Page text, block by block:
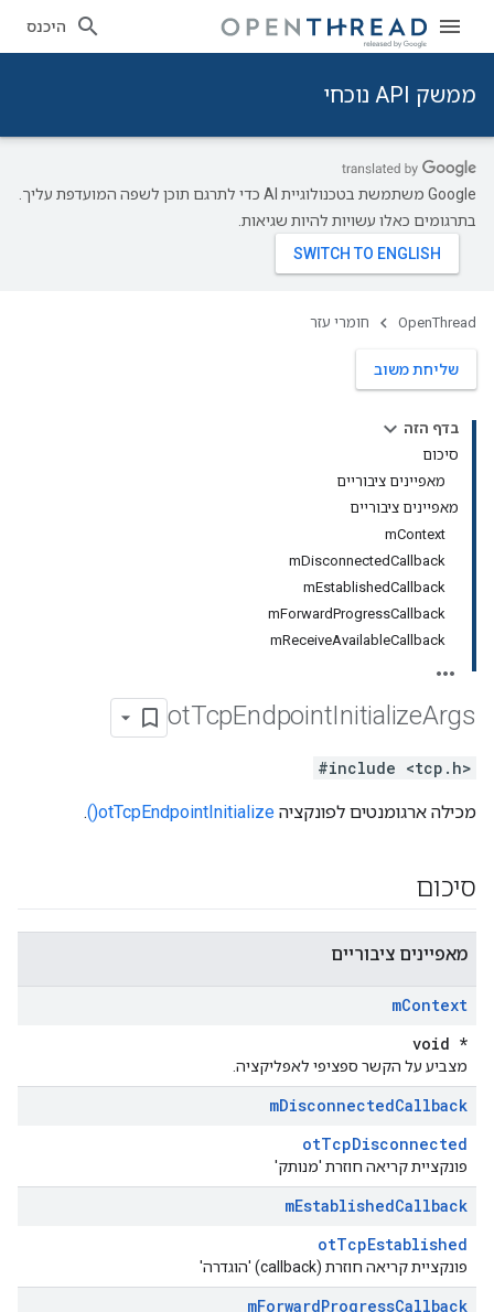
היכנס
ממשק API נוכחי
‫Google משתמשת בטכנולוגיית AI כדי לתרגם תוכן לשפה המועדפת עליך.
בתרגומים כאלו עשויות להיות שגיאות.
OpenThread חומרי עזר
שליחת משוב
בדף הזה
סיכום
מאפיינים ציבוריים
מאפיינים ציבוריים
mContext
mDisconnectedCallback
mEstablishedCallback
mForwardProgressCallback
mReceiveAvailableCallback
otTcpEndpointInitializeArgs
#include <tcp.h>
מכילה ארגומנטים לפונקציה otTcpEndpointInitialize()
.
סיכום
מאפיינים ציבוריים
mContext
void *
מצביע על הקשר ספציפי לאפליקציה.
mDisconnectedCallback
otTcpDisconnected
פונקציית קריאה חוזרת 'מנותק'
mEstablishedCallback
otTcpEstablished
פונקציית קריאה חוזרת (callback) 'הוגדרה'
mForwardProgressCallback